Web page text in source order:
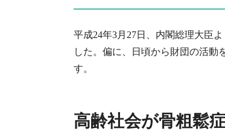
平成24年3月27日、内閣総理大臣
した。偏に、日頃から財団の活動
す。
高齢社会が骨粗鬆